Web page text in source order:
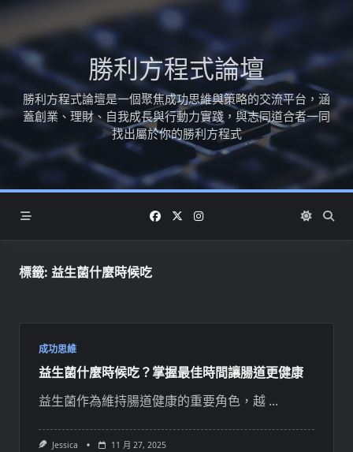
Skip
content
勝利方程式論壇
勝利方程式論壇是一個聚焦成功思維與策略的交流平台，涵
蓋創業、理財、自我成長與行動力實踐，與志同道合者一同
找出屬於你的勝利方程式
標籤: 益生菌什麼時候吃
成功思維
益生菌什麼時候吃？掌握最佳時間讓腸道更健康
益生菌作為維持腸道健康的重要角色，越 ...
Jessica 11 月 27, 2025